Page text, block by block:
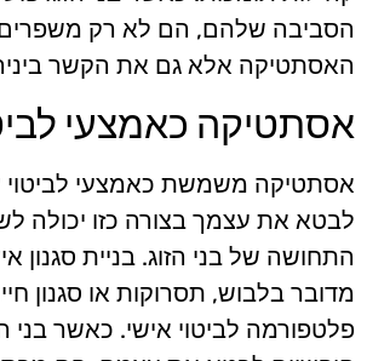
הסביבה שלהם, הם לא רק
האסתטיקה אלא גם את הקשר
אסתטיקה כאמצעי
אסתטיקה משמשת כאמצעי לביטוי
לבטא את עצמך בצורה כזו יכולה
התחושה של בני הזוג. בניית סגנון
מדובר בלבוש, תסרוקות או סגנון
פלטפורמה לביטוי אישי. כאשר בני